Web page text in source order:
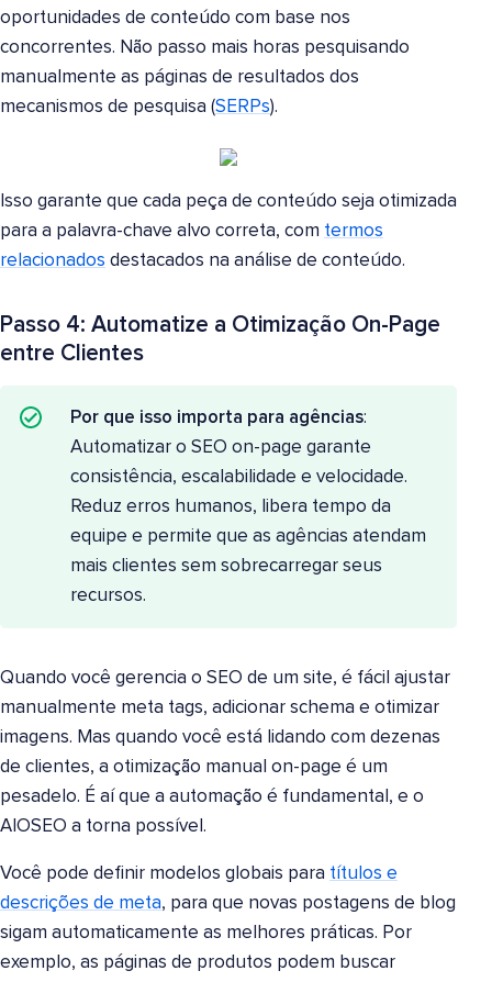
oportunidades de conteúdo com base nos
concorrentes. Não passo mais horas pesquisando
manualmente as páginas de resultados dos
mecanismos de pesquisa (SERPs).
Isso garante que cada peça de conteúdo seja otimizada
para a palavra-chave alvo correta, com termos
relacionados destacados na análise de conteúdo.
Passo 4: Automatize a Otimização On-Page
entre Clientes
Por que isso importa para agências:
Automatizar o SEO on-page garante
consistência, escalabilidade e velocidade.
Reduz erros humanos, libera tempo da
equipe e permite que as agências atendam
mais clientes sem sobrecarregar seus
recursos.
Quando você gerencia o SEO de um site, é fácil ajustar
manualmente meta tags, adicionar schema e otimizar
imagens. Mas quando você está lidando com dezenas
de clientes, a otimização manual on-page é um
pesadelo. É aí que a automação é fundamental, e o
AIOSEO a torna possível.
Você pode definir modelos globais para títulos e
descrições de meta, para que novas postagens de blog
sigam automaticamente as melhores práticas. Por
exemplo, as páginas de produtos podem buscar